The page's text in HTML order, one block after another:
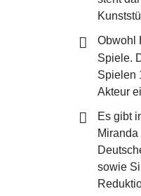
Obwohl
Spiele.
Spielen
Akteur
Es gibt
sowie